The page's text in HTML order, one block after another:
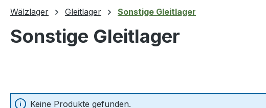
Wälzlager Gleitlager Sonstige Gleitlager
Sonstige Gleitlager
Keine Produkte gefunden.